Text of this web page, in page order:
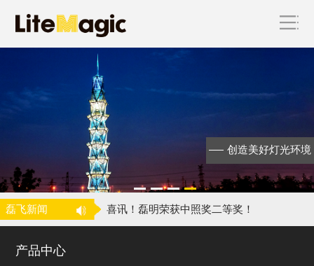
创造美好灯光环境
磊飞新闻
海上花园，魅力厦门 ——磊明再为国际
级会议
昕诺飞完成对磊明科技的收购
飞利浦照明收购中国城市景观照明企业
磊明
喜讯！磊明荣获中照奖二等奖！
产品中心